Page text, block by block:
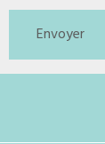
Envoyer